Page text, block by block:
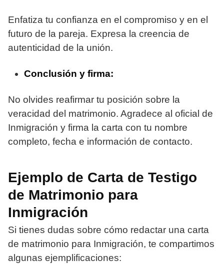
Enfatiza tu confianza en el compromiso y en el
futuro de la pareja. Expresa la creencia de
autenticidad de la unión.
Conclusión y firma:
No olvides reafirmar tu posición sobre la
veracidad del matrimonio. Agradece al oficial de
Inmigración y firma la carta con tu nombre
completo, fecha e información de contacto.
Ejemplo de Carta de Testigo
de Matrimonio para
Inmigración
Si tienes dudas sobre cómo redactar una carta
de matrimonio para Inmigración, te compartimos
algunas ejemplificaciones: